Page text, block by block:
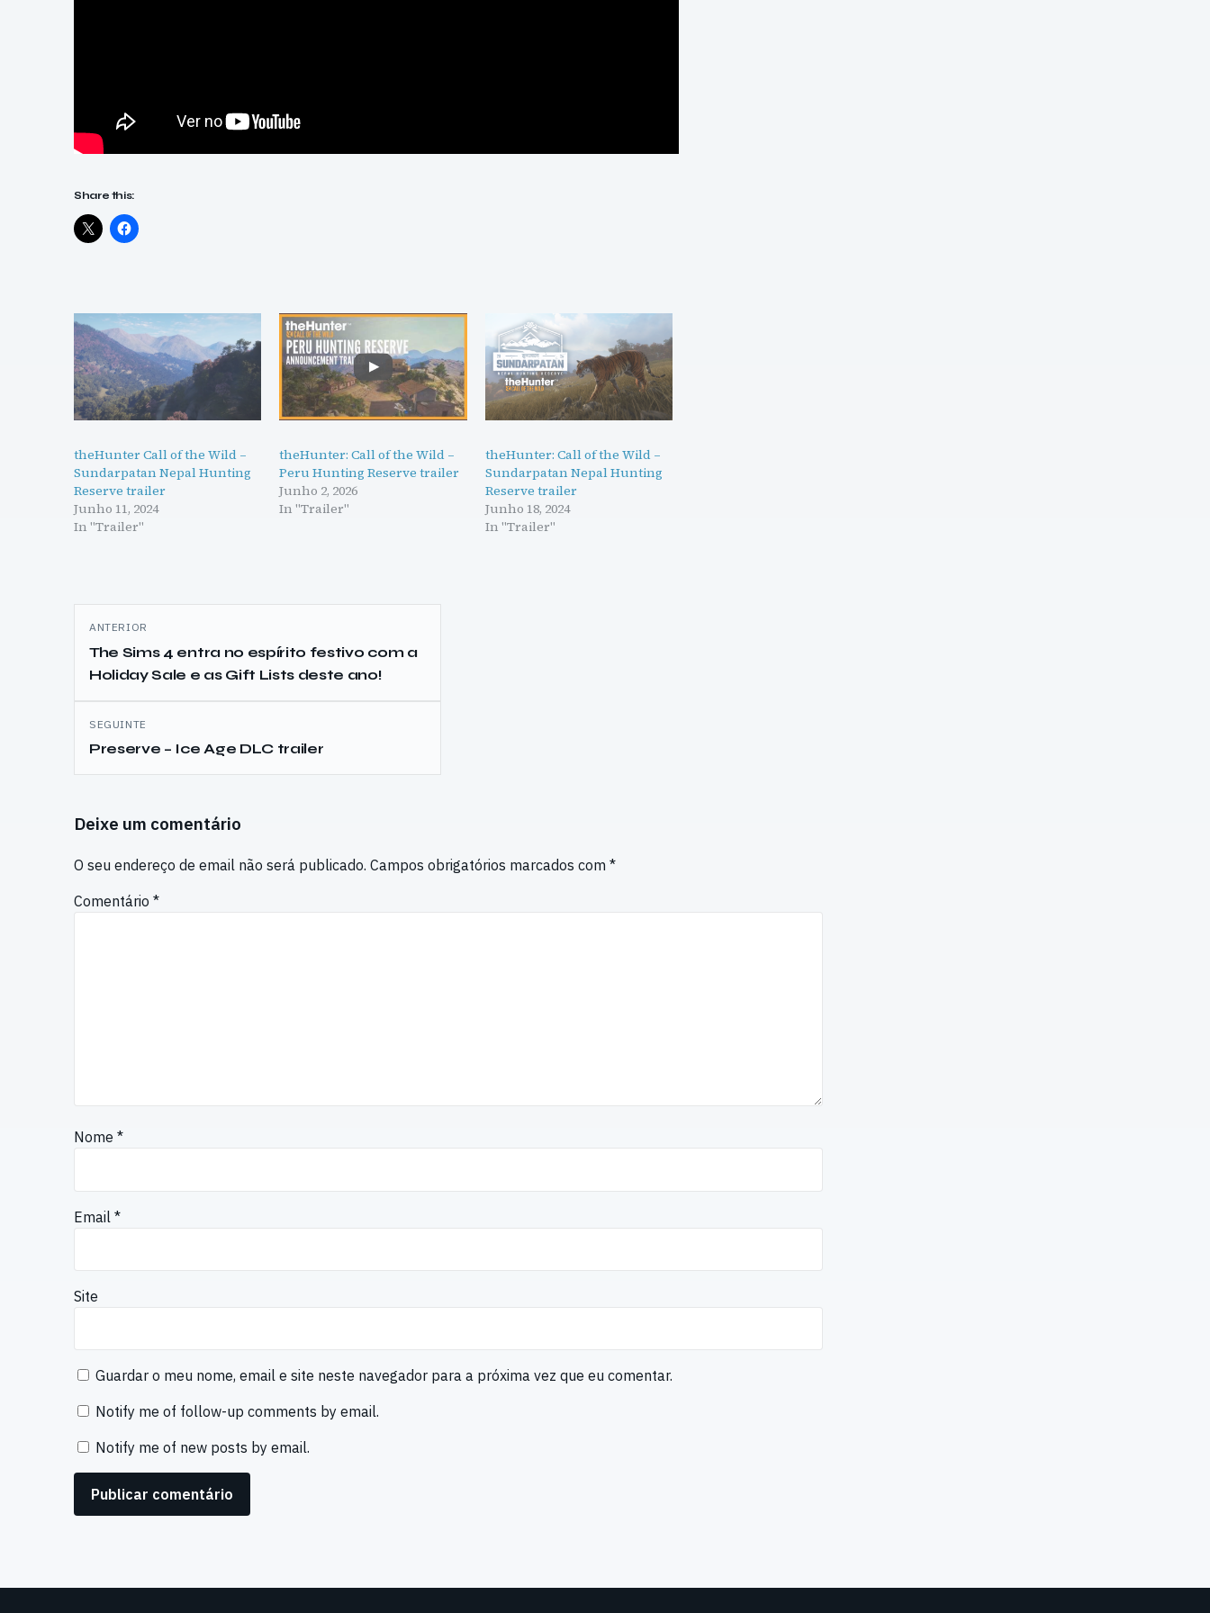
Share this:
theHunter Call of the Wild –
Sundarpatan Nepal Hunting
Reserve trailer
Junho 11, 2024
In "Trailer"
theHunter: Call of the Wild –
Peru Hunting Reserve trailer
Junho 2, 2026
In "Trailer"
theHunter: Call of the Wild –
Sundarpatan Nepal Hunting
Reserve trailer
Junho 18, 2024
In "Trailer"
Navegação
de
artigos
ANTERIOR
The Sims 4 entra no espírito festivo com a
Holiday Sale e as Gift Lists deste ano!
SEGUINTE
Preserve – Ice Age DLC trailer
Deixe um comentário
O seu endereço de email não será publicado. Campos obrigatórios marcados com *
Comentário *
Nome *
Email *
Site
Guardar o meu nome, email e site neste navegador para a próxima vez que eu comentar.
Notify me of follow-up comments by email.
Notify me of new posts by email.